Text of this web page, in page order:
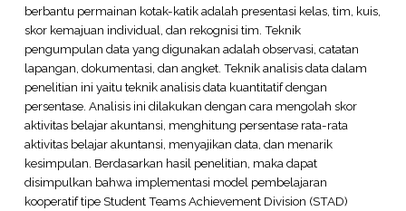
berbantu permainan kotak-katik adalah presentasi kelas, tim, kuis,
skor kemajuan individual, dan rekognisi tim. Teknik
pengumpulan data yang digunakan adalah observasi, catatan
lapangan, dokumentasi, dan angket. Teknik analisis data dalam
penelitian ini yaitu teknik analisis data kuantitatif dengan
persentase. Analisis ini dilakukan dengan cara mengolah skor
aktivitas belajar akuntansi, menghitung persentase rata-rata
aktivitas belajar akuntansi, menyajikan data, dan menarik
kesimpulan. Berdasarkan hasil penelitian, maka dapat
disimpulkan bahwa implementasi model pembelajaran
kooperatif tipe Student Teams Achievement Division (STAD)